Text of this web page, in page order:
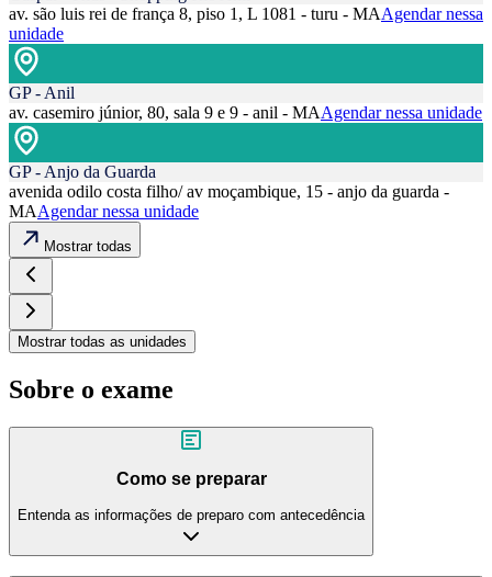
av. são luis rei de frança 8, piso 1, L 1081 - turu - MAAgendar nessa
unidade
GP - Anil
av. casemiro júnior, 80, sala 9 e 9 - anil - MAAgendar nessa unidade
GP - Anjo da Guarda
avenida odilo costa filho/ av moçambique, 15 - anjo da guarda -
MAAgendar nessa unidade
Mostrar todas
Mostrar todas as unidades
Sobre o exame
Como se preparar
Entenda as informações de preparo com antecedência